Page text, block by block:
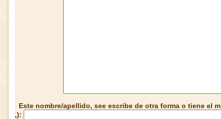
Este nombre/apellido, see escribe de otra forma o tiene el
,):